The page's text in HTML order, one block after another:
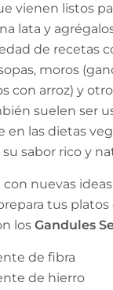
vienen listos
lata y
de recetas
moros
con arroz) y
suelen ser
en las dietas
sabor rico y
nuevas
tus platos
los Gandules
de fibra
de hierro